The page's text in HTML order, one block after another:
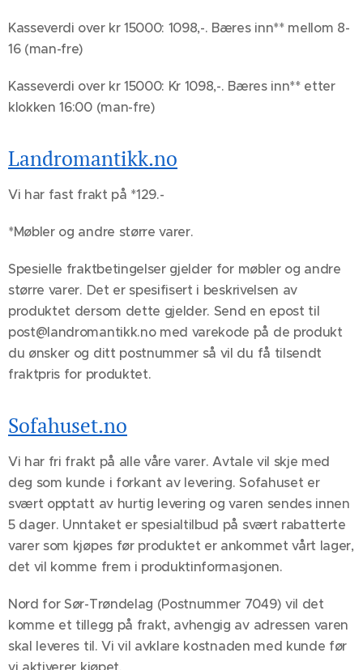
Kasseverdi over kr 15000: 1098,-. Bæres inn** mellom 8-
16 (man-fre)
Kasseverdi over kr 15000: Kr 1098,-. Bæres inn** etter
klokken 16:00 (man-fre)
Landromantikk.no
Vi har fast frakt på *129.-
*Møbler og andre større varer.
Spesielle fraktbetingelser gjelder for møbler og andre
større varer. Det er spesifisert i beskrivelsen av
produktet dersom dette gjelder. Send en epost til
post@landromantikk.no med varekode på de produkt
du ønsker og ditt postnummer så vil du få tilsendt
fraktpris for produktet.
Sofahuset.no
Vi har fri frakt på alle våre varer. Avtale vil skje med
deg som kunde i forkant av levering. Sofahuset er
svært opptatt av hurtig levering og varen sendes innen
5 dager. Unntaket er spesialtilbud på svært rabatterte
varer som kjøpes før produktet er ankommet vårt lager,
det vil komme frem i produktinformasjonen.
Nord for Sør-Trøndelag (Postnummer 7049) vil det
komme et tillegg på frakt, avhengig av adressen varen
skal leveres til. Vi vil avklare kostnaden med kunde før